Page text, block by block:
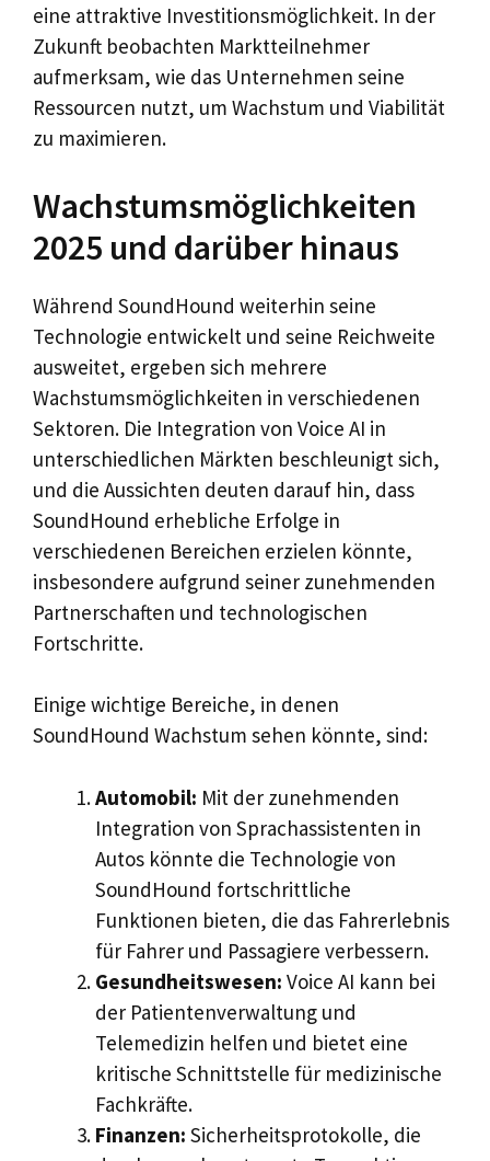
eine attraktive Investitionsmöglichkeit. In der
Zukunft beobachten Marktteilnehmer
aufmerksam, wie das Unternehmen seine
Ressourcen nutzt, um Wachstum und Viabilität
zu maximieren.
Wachstumsmöglichkeiten
2025 und darüber hinaus
Während SoundHound weiterhin seine
Technologie entwickelt und seine Reichweite
ausweitet, ergeben sich mehrere
Wachstumsmöglichkeiten in verschiedenen
Sektoren. Die Integration von Voice AI in
unterschiedlichen Märkten beschleunigt sich,
und die Aussichten deuten darauf hin, dass
SoundHound erhebliche Erfolge in
verschiedenen Bereichen erzielen könnte,
insbesondere aufgrund seiner zunehmenden
Partnerschaften und technologischen
Fortschritte.
Einige wichtige Bereiche, in denen
SoundHound Wachstum sehen könnte, sind:
Automobil: Mit der zunehmenden
Integration von Sprachassistenten in
Autos könnte die Technologie von
SoundHound fortschrittliche
Funktionen bieten, die das Fahrerlebnis
für Fahrer und Passagiere verbessern.
Gesundheitswesen: Voice AI kann bei
der Patientenverwaltung und
Telemedizin helfen und bietet eine
kritische Schnittstelle für medizinische
Fachkräfte.
Finanzen: Sicherheitsprotokolle, die